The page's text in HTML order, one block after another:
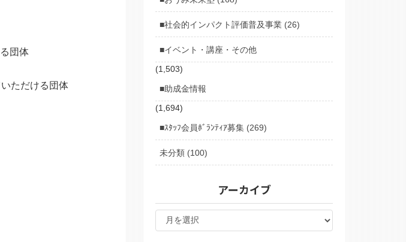
団体
ただける団体
■社会的インパクト評価普及事業 (26)
■イベント・講座・その他
(1,503)
■助成金情報
(1,694)
■ｽﾀｯﾌ会員ﾎﾞﾗﾝﾃｨｱ募集 (269)
未分類 (100)
アーカイブ